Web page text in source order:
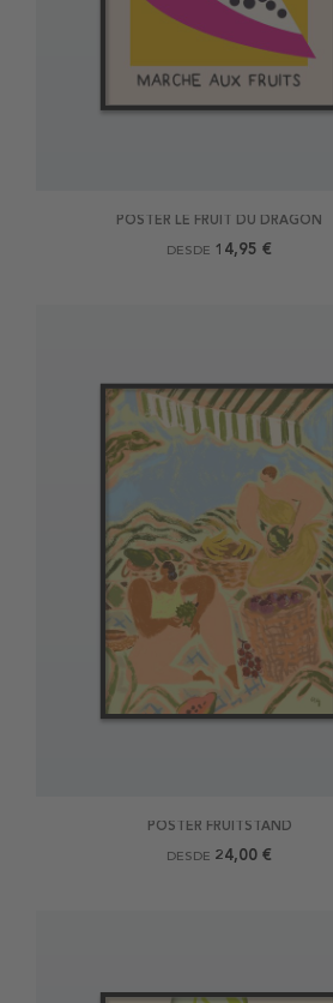
POSTER LE FRUIT DU DRAGON
DESDE 14,95 €
POSTER FRUITSTAND
DESDE 24,00 €